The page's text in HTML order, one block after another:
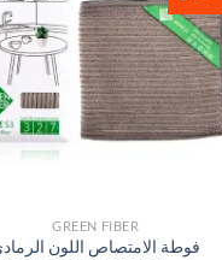
GREEN FIBER
فوطة الامتصاص اللون